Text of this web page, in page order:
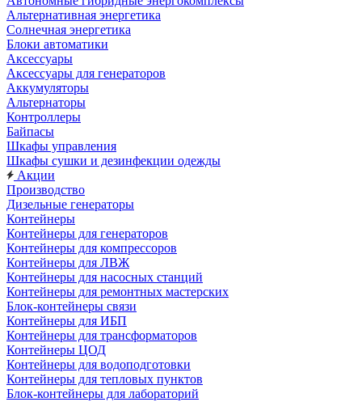
Альтернативная энергетика
Солнечная энергетика
Блоки автоматики
Аксессуары
Аксессуары для генераторов
Аккумуляторы
Альтернаторы
Контроллеры
Байпасы
Шкафы управления
Шкафы сушки и дезинфекции одежды
Акции
Производство
Дизельные генераторы
Контейнеры
Контейнеры для генераторов
Контейнеры для компрессоров
Контейнеры для ЛВЖ
Контейнеры для насосных станций
Контейнеры для ремонтных мастерских
Блок-контейнеры связи
Контейнеры для ИБП
Контейнеры для трансформаторов
Контейнеры ЦОД
Контейнеры для водоподготовки
Контейнеры для тепловых пунктов
Блок-контейнеры для лабораторий